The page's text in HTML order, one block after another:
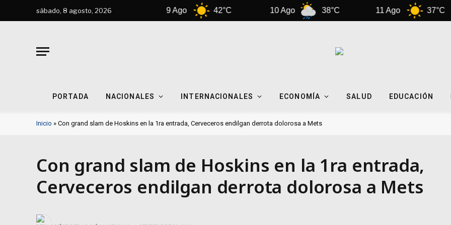
sábado, 8 agosto, 2026
8 Ago 44°C 42°C 38°C 37°C
PORTADA NACIONALES INTERNACIONALES ECONOMÍA SALUD EDUCACIÓN
Inicio » Con grand slam de Hoskins en la 1ra entrada, Cerveceros endilgan derrota dolorosa a Mets
Con grand slam de Hoskins en la 1ra entrada,
Cerveceros endilgan derrota dolorosa a Mets